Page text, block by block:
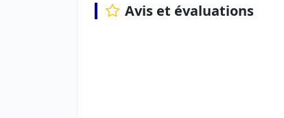
Avis et évaluations